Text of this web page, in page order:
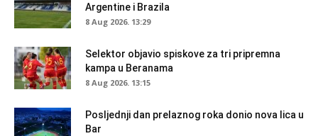
Argentine i Brazila
8 Aug 2026. 13:29
Selektor objavio spiskove za tri pripremna
kampa u Beranama
8 Aug 2026. 13:15
Posljednji dan prelaznog roka donio nova lica u
Bar